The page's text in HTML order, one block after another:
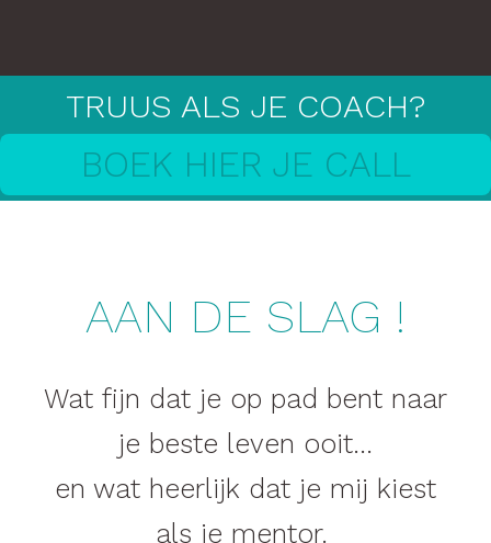
TRUUS ALS JE COACH?
BOEK HIER JE CALL
AAN DE SLAG !
Wat fijn dat je op pad bent naar
je beste leven ooit...
en wat heerlijk dat je mij kiest
als je mentor.